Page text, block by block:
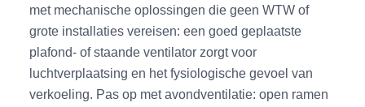
met mechanische oplossingen die geen WTW of
grote installaties vereisen: een goed geplaatste
plafond- of staande ventilator zorgt voor
luchtverplaatsing en het fysiologische gevoel van
verkoeling. Pas op met avondventilatie: open ramen